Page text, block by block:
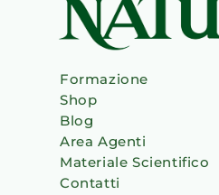
Formazione
Shop
Blog
Area Agenti
Materiale Scientifico
Contatti